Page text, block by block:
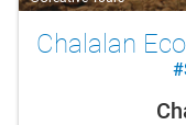
Chalalan